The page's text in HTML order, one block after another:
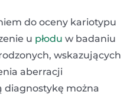
do oceny kariotypu
u płodu w badaniu
wskazujących
aberracji
diagnostykę można